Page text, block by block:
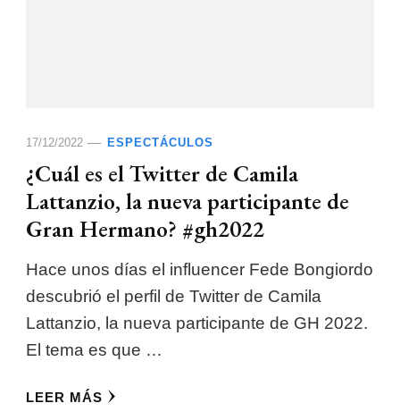
17/12/2022 ESPECTÁCULOS
¿Cuál es el Twitter de Camila
Lattanzio, la nueva participante de
Gran Hermano? #gh2022
Hace unos días el influencer Fede Bongiordo
descubrió el perfil de Twitter de Camila
Lattanzio, la nueva participante de GH 2022.
El tema es que …
LEER MÁS